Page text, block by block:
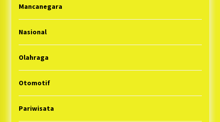
Mancanegara
Nasional
Olahraga
Otomotif
Pariwisata